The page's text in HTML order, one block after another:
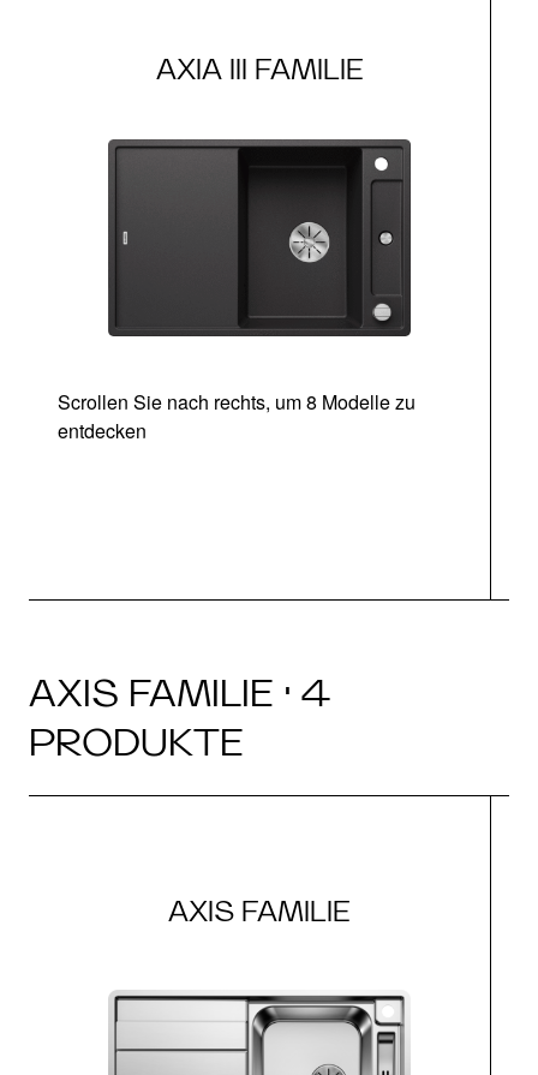
AXIA III FAMILIE
Scrollen Sie nach rechts, um 8 Modelle zu
entdecken
AXIS FAMILIE · 4
PRODUKTE
AXIS FAMILIE